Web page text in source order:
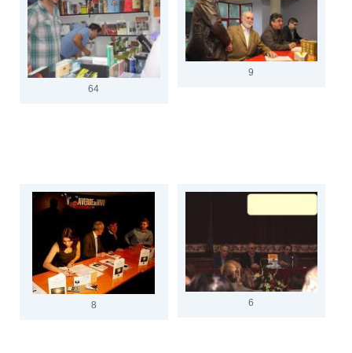
64
9
8 6